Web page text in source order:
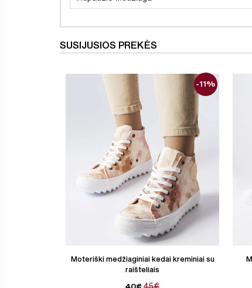
SUSIJUSIOS PREKĖS
Moteriški medžiaginiai kedai kreminiai su
raišteliais
-11%